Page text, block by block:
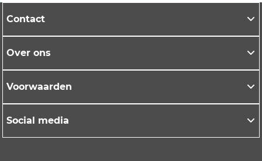
Contact
Over ons
Voorwaarden
Social media